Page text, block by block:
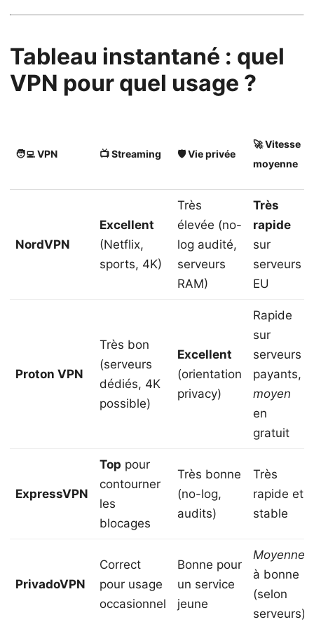
Tableau instantané : quel
VPN pour quel usage ?
🧑‍💻 VPN 📺 Streaming 🛡️ Vie privée
🚀 Vitesse
moyenne
NordVPN
Excellent
(Netflix,
sports, 4K)
Très
élevée (no-
log audité,
serveurs
RAM)
Très
rapide
sur
serveurs
EU
Proton VPN
Très bon
(serveurs
dédiés, 4K
possible)
Excellent
(orientation
privacy)
Rapide
sur
serveurs
payants,
moyen
en
gratuit
ExpressVPN
Top pour
contourner
les
blocages
Très bonne
(no-log,
audits)
Très
rapide et
stable
PrivadoVPN
Correct
pour usage
occasionnel
Bonne pour
un service
jeune
Moyenne
à bonne
(selon
serveurs)